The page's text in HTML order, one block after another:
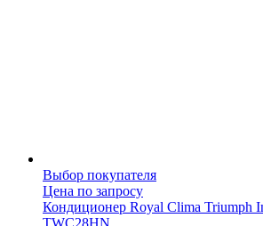
Выбор покупателя
Цена по запросу
Кондиционер Royal Clima Triumph
TWC28HN